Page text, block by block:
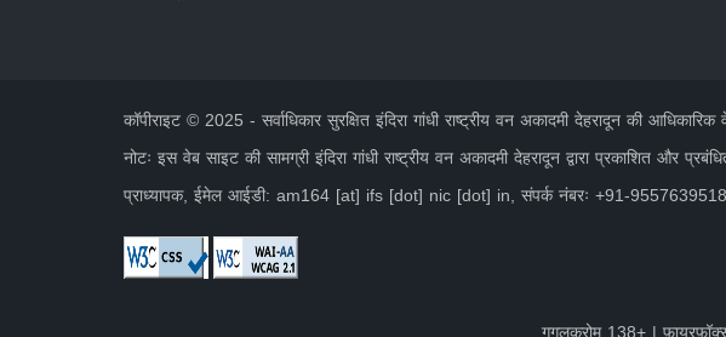
कॉपीराइट © 2025 - सर्वाधिकार सुरक्षित इंदिरा गांधी राष्ट्रीय वन अकादमी देहरादून की
नोटः इस वेब साइट की सामग्री इंदिरा गांधी राष्ट्रीय वन अकादमी देहरादून द्वारा प्रकाशित
प्राध्यापक, ईमेल आईडी: am164 [at] ifs [dot] nic [dot] in, संपर्क नंबरः +91-
गूगलक्रोम 138+ |